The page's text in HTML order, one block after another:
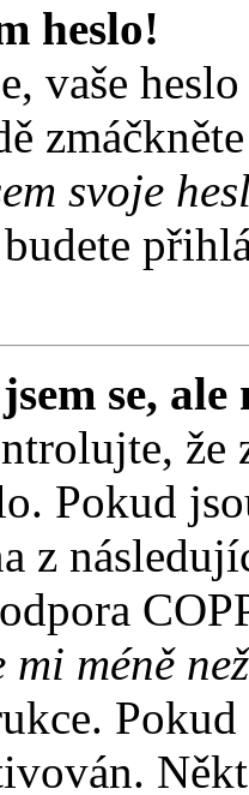
heslo!
vaše
svoje
se,
že
Pokud
z
méně